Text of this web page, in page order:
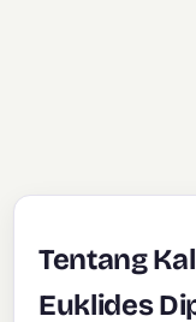
Tentang
Euklides